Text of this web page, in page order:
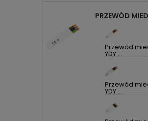
Przewód
YDY ...
Przewód
YDY ...